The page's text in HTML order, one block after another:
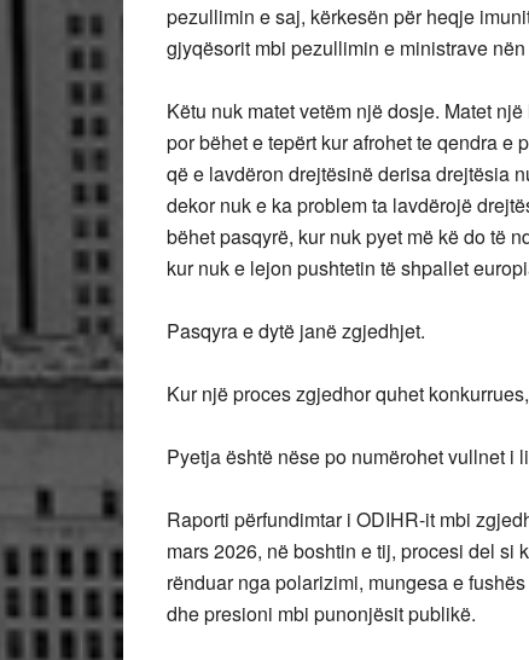
pezullimin e saj, kërkesën për heqje
gjyqësorit mbi pezullimin e ministrave nën
Këtu nuk matet vetëm një dosje. Matet
por bëhet e tepërt kur afrohet te qendra e
që e lavdëron drejtësinë derisa drejtësia
dekor nuk e ka problem ta lavdërojë
bëhet pasqyrë, kur nuk pyet më kë do të
kur nuk e lejon pushtetin të shpallet
Pasqyra e dytë janë zgjedhjet.
Kur një proces zgjedhor quhet
Pyetja është nëse po numërohet vullnet i
Raporti përfundimtar i ODIHR-it mbi
mars 2026, në boshtin e tij, procesi del si
rënduar nga polarizimi, mungesa e
dhe presioni mbi punonjësit publikë.